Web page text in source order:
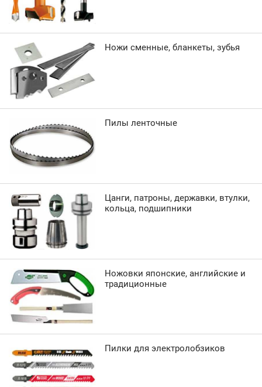
Ножи сменные, бланкеты, зубья
Пилы ленточные
Цанги, патроны, державки, втулки,
кольца, подшипники
Ножовки японские, английские и
традиционные
Пилки для электролобзиков